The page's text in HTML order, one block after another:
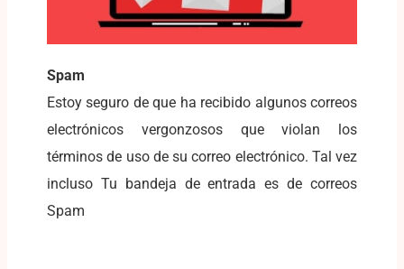
Spam
Estoy seguro de que ha recibido algunos correos
electrónicos vergonzosos que violan los
términos de uso de su correo electrónico. Tal vez
incluso Tu bandeja de entrada es de correos
Spam